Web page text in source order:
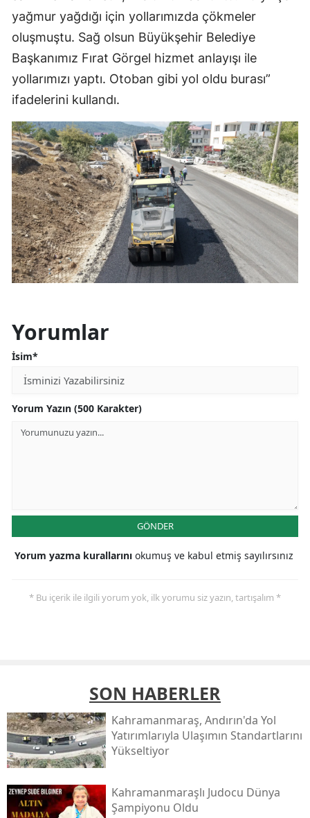
yağmur yağdığı için yollarımızda çökmeler
oluşmuştu. Sağ olsun Büyükşehir Belediye
Başkanımız Fırat Görgel hizmet anlayışı ile
yollarımızı yaptı. Otoban gibi yol oldu burası”
ifadelerini kullandı.
Yorumlar
İsim*
Yorum Yazın (500 Karakter)
GÖNDER
Yorum yazma kurallarını okumuş ve kabul etmiş sayılırsınız
* Bu içerik ile ilgili yorum yok, ilk yorumu siz yazın, tartışalım *
SON HABERLER
Kahramanmaraş, Andırın'da Yol
Yatırımlarıyla Ulaşımın Standartlarını
Yükseltiyor
Kahramanmaraşlı Judocu Dünya
Şampiyonu Oldu